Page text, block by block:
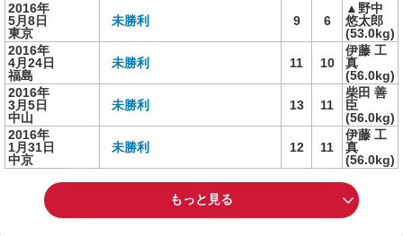
2016年
5月8日
東京
未勝利 9 6
▲野中
悠太郎
(53.0kg)
2016年
4月24日
福島
未勝利 11 10
伊藤 工
真
(56.0kg)
2016年
3月5日
中山
未勝利 13 11
柴田 善
臣
(56.0kg)
2016年
1月31日
中京
未勝利 12 11
伊藤 工
真
(56.0kg)
もっと見る